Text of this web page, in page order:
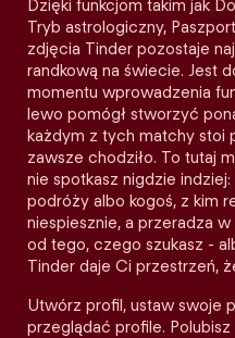
Dzięki funkcjom takim jak
Tryb astrologiczny,
zdjęcia Tinder pozostaje
randkową na świecie. Jest
momentu wprowadzenia
lewo pomógł stworzyć
każdym z tych matchy stoi
zawsze chodziło. To tutaj
nie spotkasz nigdzie
podróży albo kogoś, z kim
niespiesznie, a przeradza
od tego, czego szukasz -
Tinder daje Ci przestrzeń,
Utwórz profil, ustaw swoje
przeglądać profile.